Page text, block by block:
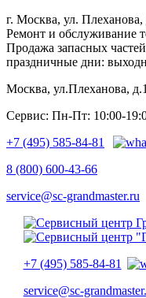
г. Москва, ул. Плеханова,
Ремонт и обслуживание
Продажа запасных
праздничные дни:
Москва, ул.Плеханова,
Сервис: Пн-Пт: 10:00-
+7 (495) 585-84-81
8 (800) 600-43-66
service@sc-grandmaster.ru
+7 (495) 585-84-81
service@sc-